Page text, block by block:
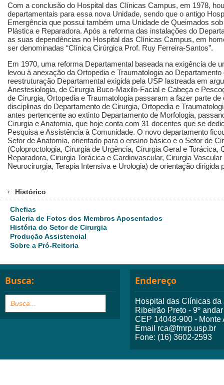
Com a conclusão do Hospital das Clínicas Campus, em 1978,
departamentais para essa nova Unidade, sendo que o antigo
Emergência que possui também uma Unidade de Queimados
Plástica e Reparadora. Após a reforma das instalações do
as suas dependências no Hospital das Clínicas Campus, em
ser denominadas “Clínica Cirúrgica Prof. Ruy Ferreira-Santos”.
Em 1970, uma reforma Departamental baseada na exigência de
levou à anexação da Ortopedia e Traumatologia ao
reestruturação Departamental exigida pela USP lastreada em
Anestesiologia, de Cirurgia Buco-Maxilo-Facial e Cabeça e
de Cirurgia, Ortopedia e Traumatologia passaram a fazer parte
disciplinas do Departamento de Cirurgia, Ortopedia e
antes pertencente ao extinto Departamento de Morfologia,
Cirurgia e Anatomia, que hoje conta com 31 docentes que se
Pesquisa e Assistência à Comunidade. O novo departamento
Setor de Anatomia, orientado para o ensino básico e o Setor de
(Coloproctologia, Cirurgia de Urgência, Cirurgia Geral e Torácica,
Reparadora, Cirurgia Torácica e Cardiovascular, Cirurgia
Neurocirurgia, Terapia Intensiva e Urologia) de orientação dirigida
+ Histórico
Chefias
Galeria de Fotos dos Membros Aposentados
História do Setor de Cirurgia
Produção Assistencial
Sobre a Pró-Reitoria
Busca: Endereço
Hospital das Clínicas
Ribeirão Preto - 9º andar
CEP 14048-900 -
Email rca@fmrp.usp.br
Fone: (16) 3602-2593